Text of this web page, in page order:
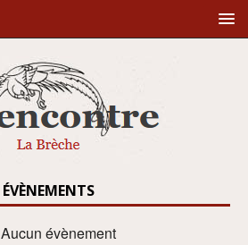
ÉVÈNEMENTS
Aucun évènement